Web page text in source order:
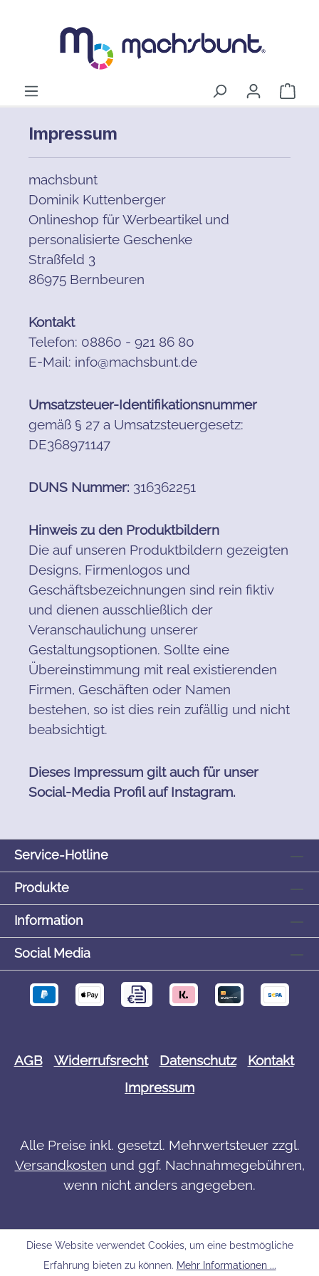
Impressum
machsbunt
Dominik Kuttenberger
Onlineshop für Werbeartikel und
personalisierte Geschenke
Straßfeld 3
86975 Bernbeuren
Kontakt
Telefon: 08860 - 921 86 80
E-Mail: info@machsbunt.de
Umsatzsteuer-Identifikationsnummer
gemäß § 27 a Umsatzsteuergesetz:
DE368971147
DUNS Nummer: 316362251
Hinweis zu den Produktbildern
Die auf unseren Produktbildern gezeigten
Designs, Firmenlogos und
Geschäftsbezeichnungen sind rein fiktiv
und dienen ausschließlich der
Veranschaulichung unserer
Gestaltungsoptionen. Sollte eine
Übereinstimmung mit real existierenden
Firmen, Geschäften oder Namen
bestehen, so ist dies rein zufällig und nicht
beabsichtigt.
Dieses Impressum gilt auch für unser
Social-Media Profil auf Instagram.
Service-Hotline
Produkte
Information
Social Media
AGB Widerrufsrecht Datenschutz
Kontakt
Impressum
Alle Preise inkl. gesetzl. Mehrwertsteuer zzgl.
Versandkosten und ggf. Nachnahmegebühren,
wenn nicht anders angegeben.
Diese Website verwendet Cookies, um eine bestmögliche
Erfahrung bieten zu können. Mehr Informationen ...